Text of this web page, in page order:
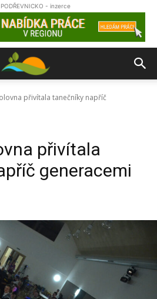
PODŘEVNICKO - inzerce
přivítala tanečníky napříč
přivítala
generacemi